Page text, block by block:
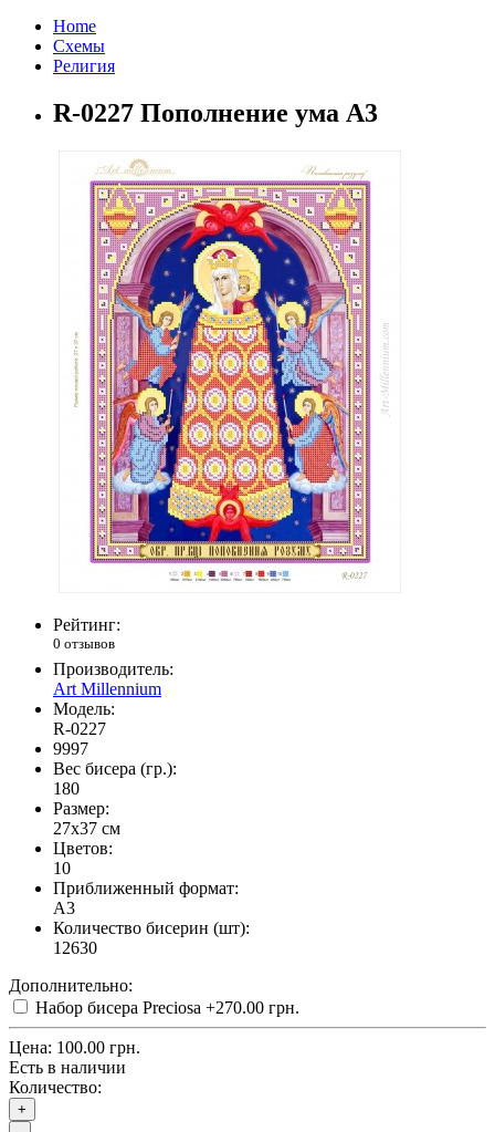
Home
Схемы
Религия
R-0227 Пополнение ума А3
Рейтинг:
0 отзывов
Производитель:
Art Millennium
Модель:
R-0227
9997
Вес бисера (гр.):
180
Размер:
27x37 см
Цветов:
10
Приближенный формат:
A3
Количество бисерин (шт):
12630
Дополнительно:
Набор бисера Preciosa +270.00 грн.
Цена: 100.00 грн.
Есть в наличии
Количество:
+